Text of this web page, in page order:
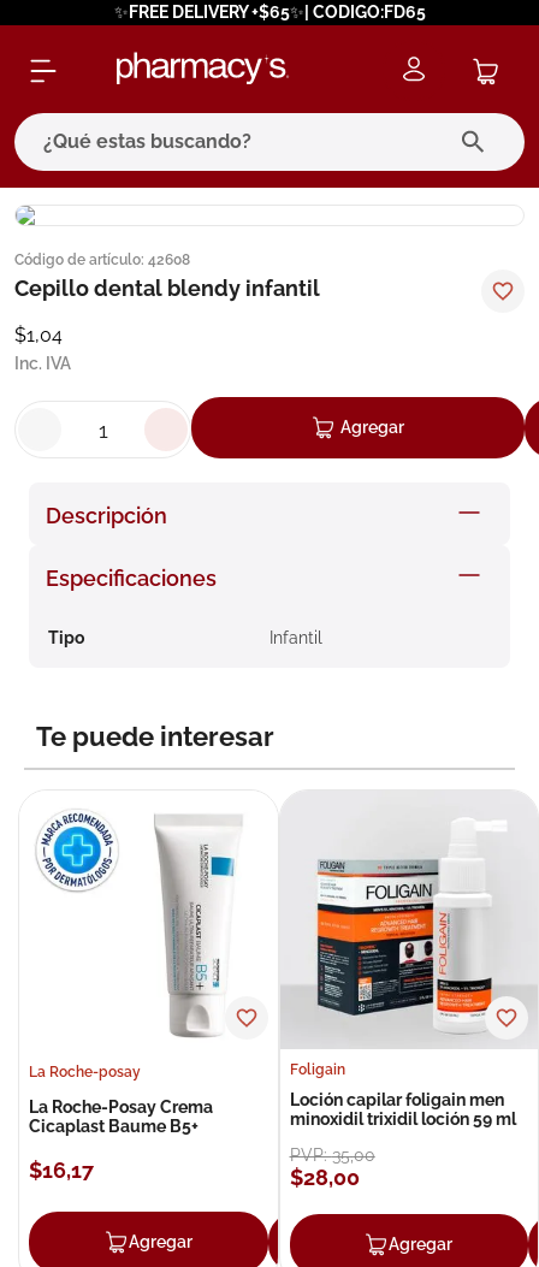
✨FREE DELIVERY +$65✨| CODIGO:FD65
¿Qué estas buscando?
Código de artículo: 42608
Cepillo dental blendy infantil
$1,04
Inc. IVA
Agregar
Descripción
Especificaciones
Tipo Infantil
Te puede interesar
La Roche-posay
La Roche-Posay Crema
Cicaplast Baume B5+
$16,17
Agregar Agregar
Foligain
Loción capilar foligain men
minoxidil trixidil loción 59 ml
PVP:35,00
$28,00
Agregar
términos más buscados
1. eucerin
3
cerave
7. degraler
10.pañales